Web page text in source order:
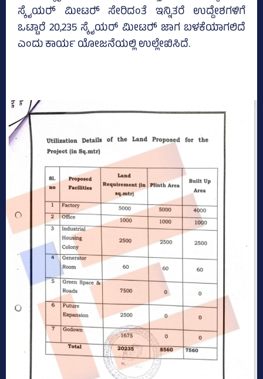
ಸ್ಕೈಯರ್‍‌ ಮೀಟರ್‍‌ ಸೇರಿದಂತೆ ಇನ್ನಿತರೆ ಉದ್ದೇಶಗಳಿಗೆ
ಒಟ್ಟಾರೆ 20,235 ಸ್ಕೈಯರ್ ಮೀಟರ್‍‌ ಜಾಗ ಬಳಕೆಯಾಗಲಿದೆ
ಎಂದು ಕಾರ್ಯ ಯೋಜನೆಯಲ್ಲಿ ಉಲ್ಲೇಖಿಸಿದೆ.